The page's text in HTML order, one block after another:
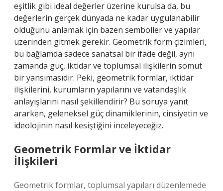
eşitlik gibi ideal değerler üzerine kurulsa da, bu
değerlerin gerçek dünyada ne kadar uygulanabilir
olduğunu anlamak için bazen semboller ve yapılar
üzerinden gitmek gerekir. Geometrik form çizimleri,
bu bağlamda sadece sanatsal bir ifade değil, aynı
zamanda güç, iktidar ve toplumsal ilişkilerin somut
bir yansımasıdır. Peki, geometrik formlar, iktidar
ilişkilerini, kurumların yapılarını ve vatandaşlık
anlayışlarını nasıl şekillendirir? Bu soruya yanıt
ararken, geleneksel güç dinamiklerinin, cinsiyetin ve
ideolojinin nasıl kesiştiğini inceleyeceğiz.
Geometrik Formlar ve İktidar
İlişkileri
Geometrik formlar, toplumsal yapıları düzenlemede